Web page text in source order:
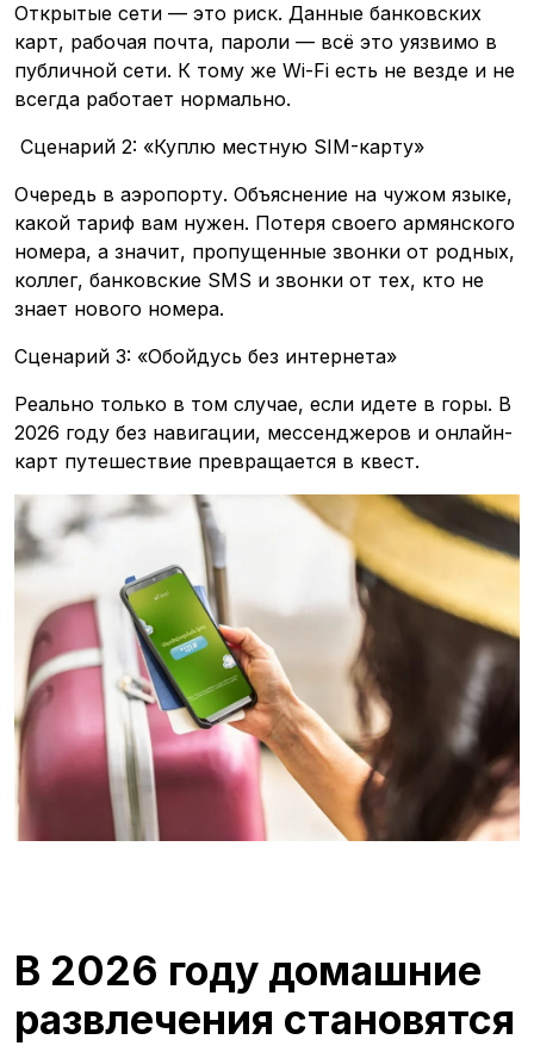
Открытые сети — это риск. Данные банковских
карт, рабочая почта, пароли — всё это уязвимо в
публичной сети. К тому же Wi-Fi есть не везде и не
всегда работает нормально.
Сценарий 2: «Куплю местную SIM-карту»
Очередь в аэропорту. Объяснение на чужом языке,
какой тариф вам нужен. Потеря своего армянского
номера, а значит, пропущенные звонки от родных,
коллег, банковские SMS и звонки от тех, кто не
знает нового номера.
Сценарий 3: «Обойдусь без интернета»
Реально только в том случае, если идете в горы. В
2026 году без навигации, мессенджеров и онлайн-
карт путешествие превращается в квест.
В 2026 году домашние
развлечения становятся